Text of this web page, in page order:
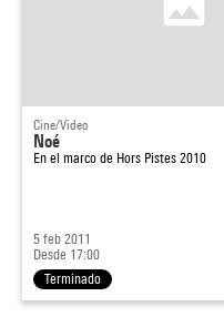
Cine/Video
Noé
En el marco de Hors Pistes 2010
5 feb 2011
Desde 17:00
Terminado